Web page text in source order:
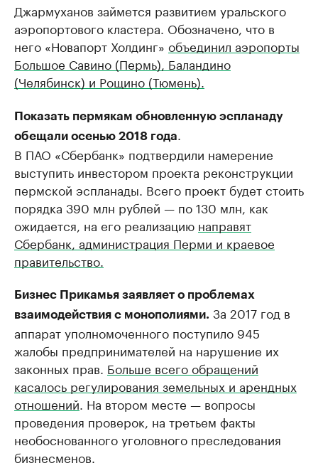
Джармуханов займется развитием уральского
аэропортового кластера. Обозначено, что в
него «Новапорт Холдинг» объединил аэропорты
Большое Савино (Пермь), Баландино
(Челябинск) и Рощино (Тюмень).
Показать пермякам обновленную эспланаду
обещали осенью 2018 года
В ПАО «Сбербанк» подтвердили намерение
выступить инвестором проекта реконструкции
пермской эспланады. Всего проект будет стоить
порядка 390 млн рублей — по 130 млн, как
ожидается, на его реализацию направят
Сбербанк, администрация Перми и краевое
правительство.
Бизнес Прикамья заявляет о проблемах
взаимодействия с монополиями. За 2017 год в
аппарат уполномоченного поступило 945
жалобы предпринимателей на нарушение их
законных прав. Больше всего обращений
касалось регулирования земельных и арендных
отношений . На втором месте — вопросы
проведения проверок, на третьем факты
необоснованного уголовного преследования
бизнесменов.